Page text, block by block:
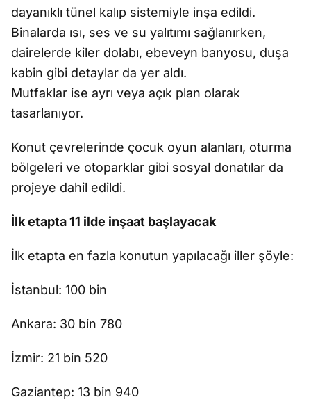
dayanıklı tünel kalıp sistemiyle inşa edildi.
Binalarda ısı, ses ve su yalıtımı sağlanırken,
dairelerde kiler dolabı, ebeveyn banyosu, duşa
kabin gibi detaylar da yer aldı.
Mutfaklar ise ayrı veya açık plan olarak
tasarlanıyor.
Konut çevrelerinde çocuk oyun alanları, oturma
bölgeleri ve otoparklar gibi sosyal donatılar da
projeye dahil edildi.
İlk etapta 11 ilde inşaat başlayacak
İlk etapta en fazla konutun yapılacağı iller şöyle:
İstanbul: 100 bin
Ankara: 30 bin 780
İzmir: 21 bin 520
Gaziantep: 13 bin 940